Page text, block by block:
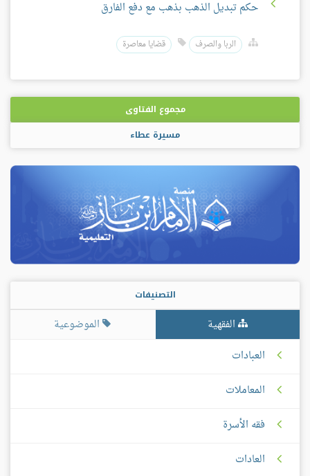
حكم تبديل الذهب بذهب مع دفع الفارق
الربا والصرف قضايا معاصرة
مجموع الفتاوى
مسيرة عطاء
التصنيفات
الفقهية
الموضوعية
العبادات
المعاملات
فقه الأسرة
العادات